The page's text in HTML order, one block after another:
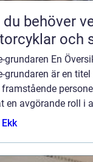
behöver
och
grundaren En
grundaren är en
en avgörande roll i